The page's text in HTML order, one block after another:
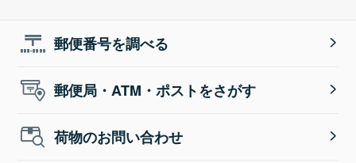
郵便番号を調べる
郵便局・ATM・ポストをさがす
荷物のお問い合わせ